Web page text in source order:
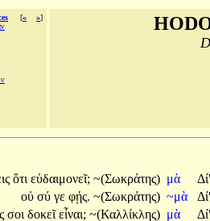
[« »]
ὅτι εὐδαιμονεῖ; ~(Σωκράτης) μὰ
Δί'
οὐ σύ γε φῄς. ~(Σωκράτης) ~μὰ
Δί'
σοι δοκεῖεἶναι; ~(Καλλίκλης) μὰ
Δί'